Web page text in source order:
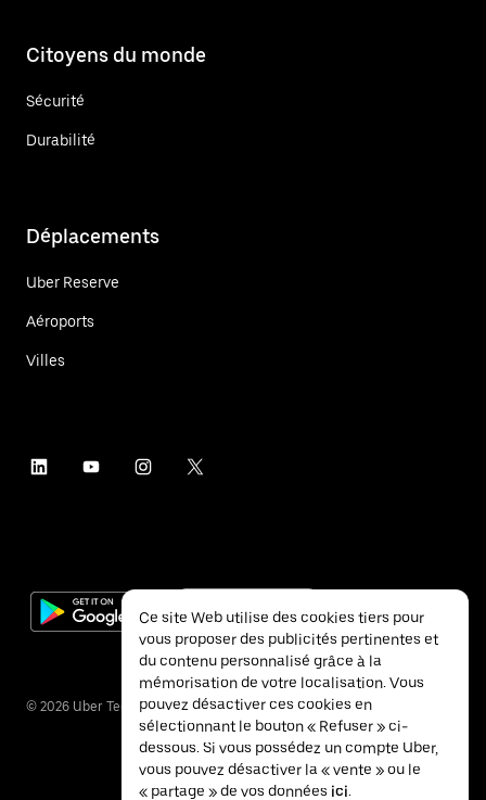
Citoyens du monde
Sécurité
Durabilité
Déplacements
Uber Reserve
Aéroports
Villes
© 2026 Uber Technologies Inc.
Ce site Web utilise des cookies tiers pour
vous proposer des publicités pertinentes et
du contenu personnalisé grâce à la
mémorisation de votre localisation. Vous
pouvez désactiver ces cookies en
sélectionnant le bouton « Refuser » ci-
dessous. Si vous possédez un compte Uber,
vous pouvez désactiver la « vente » ou le
« partage » de vos données ici.